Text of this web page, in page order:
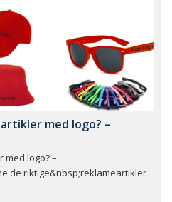
med logo? –
logo? –
de riktige&nbsp;reklameartikler